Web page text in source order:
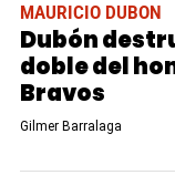
MAURICIO DUBON
Dubón
doble del
Bravos
Gilmer Barralaga